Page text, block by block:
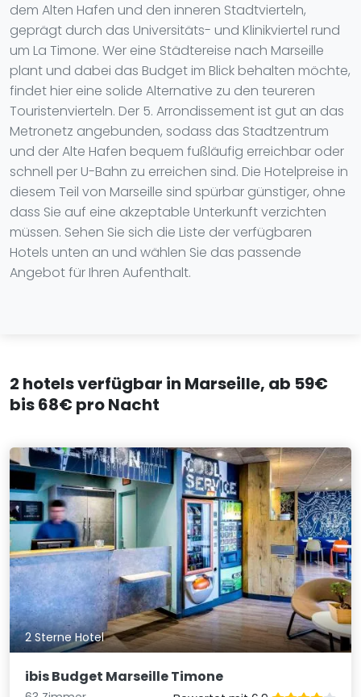
dem Alten Hafen und den inneren Stadtvierteln,
geprägt durch das Universitäts- und Klinikviertel rund
um La Timone. Wer eine Städtereise nach Marseille
plant und dabei das Budget im Blick behalten möchte,
findet hier eine solide Alternative zu den teureren
Touristenvierteln. Der 5. Arrondissement ist gut an das
Metronetz angebunden, sodass das Stadtzentrum
und der Alte Hafen bequem fußläufig erreichbar oder
schnell per U-Bahn zu erreichen sind. Die Hotelpreise in
diesem Teil von Marseille sind spürbar günstiger, ohne
dass Sie auf eine akzeptable Unterkunft verzichten
müssen. Sehen Sie sich die Liste der verfügbaren
Hotels unten an und wählen Sie das passende
Angebot für Ihren Aufenthalt.
2 hotels verfügbar in Marseille, ab 59€
bis 68€ pro Nacht
2 Sterne Hotel
ibis Budget Marseille Timone